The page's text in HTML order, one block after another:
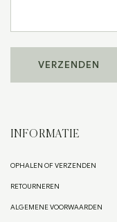
INFORMATIE
OPHALEN OF VERZENDEN
RETOURNEREN
ALGEMENE VOORWAARDEN